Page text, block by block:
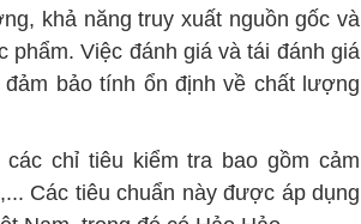
khả năng truy xuất nguồn gốc và
Việc đánh giá và tái đánh giá
bảo tính ổn định về chất lượng
chỉ tiêu kiểm tra bao gồm cảm
Các tiêu chuẩn này được áp dụng